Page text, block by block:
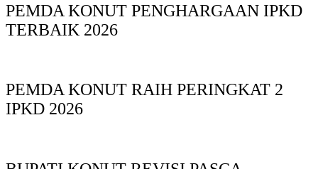
PEMDA KONUT PENGHARGAAN IPKD
TERBAIK 2026
PEMDA KONUT RAIH PERINGKAT 2
IPKD 2026